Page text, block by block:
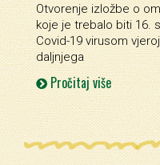
Otvorenje izložbe o
koje je trebalo biti 16.
Covid-19 virusom
daljnjega
Pročitaj više